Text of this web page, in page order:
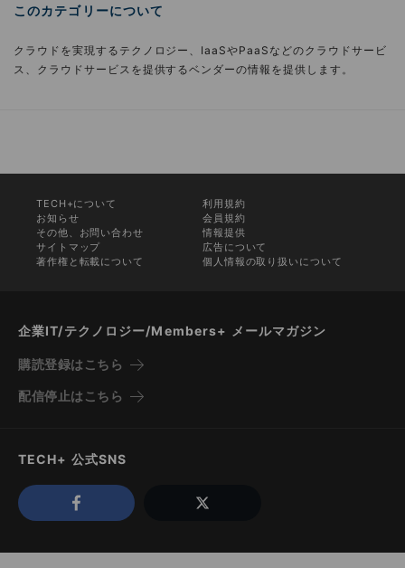
このカテゴリーについて
クラウドを実現するテクノロジー、IaaSやPaaSなどのクラウドサービ
ス、クラウドサービスを提供するベンダーの情報を提供します。
TECH+について
利用規約
お知らせ
会員規約
その他、お問い合わせ
情報提供
サイトマップ
広告について
著作権と転載について
個人情報の取り扱いについて
企業IT/テクノロジー/Members+ メールマガジン
購読登録はこちら
配信停止はこちら
TECH+ 公式SNS